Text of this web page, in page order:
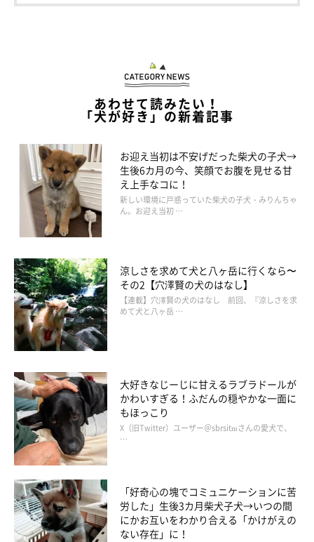
あわせて読みたい！
「犬が好き」の新着記事
お迎え当初は不安げだった柴犬の子犬→
生後6カ月の今、笑顔でお腹を見せる甘
え上手なコに！
新しい環境に戸惑っていた柴犬の子犬・みりんちゃ
ん。お迎え当初 …
涼しさを求めて犬と八ヶ岳に行くなら〜
その2【穴澤賢の犬のはなし】
【連載】穴澤賢の犬のはなし 前回、『涼しさを求
めて犬と八ヶ岳 …
大好きなじーじに甘えるラブラドールが
かわいすぎる！ふだんの穏やかな一面に
もほっこり
X（旧Twitter）ユーザー＠sbrsitmさんの愛犬で、
…
「好奇心の塊でコミュニケーションに苦
労した」生後3カ月柴犬子犬→いつの間
にかお互いをわかり合える「かけがえの
ない存在」に！